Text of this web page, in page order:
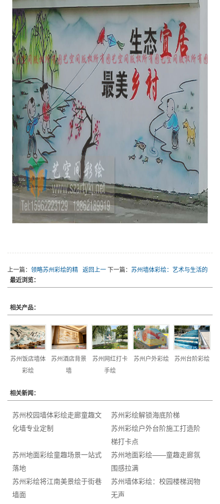
上一篇： 领略苏州彩绘的精
湛技艺
返回上一下一篇： 苏州墙体彩绘：艺术与生活的
最近浏览：
相关产品：
苏州饭店墙体
彩绘
苏州酒店背景
墙
苏州网红打卡
手绘
苏州户外彩绘 苏州台阶彩绘
相关新闻：
苏州校园墙体彩绘走廊童趣文
化墙专业定制
苏州彩绘解锁海底阶梯
苏州彩绘户外台阶施工打造阶
梯打卡点
苏州地面彩绘童趣场景一站式
落地
苏州地面彩绘——童趣走廊氛
围感拉满
苏州彩绘将江南美景绘于街巷
墙面
苏州墙体彩绘：校园楼梯润物
无声